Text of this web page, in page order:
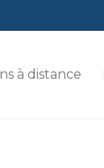
à distance